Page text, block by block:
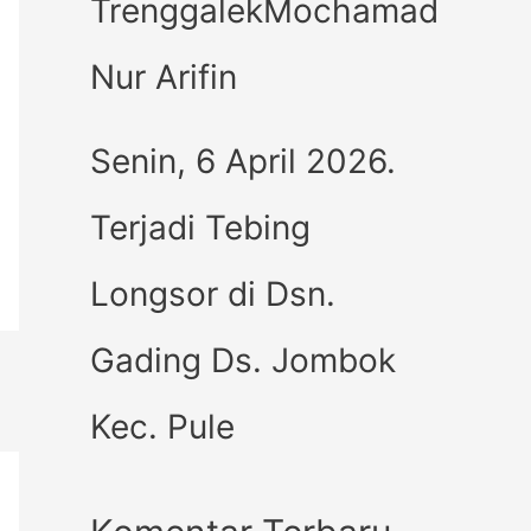
TrenggalekMochamad
Nur Arifin
Senin, 6 April 2026.
Terjadi Tebing
Longsor di Dsn.
Gading Ds. Jombok
Kec. Pule